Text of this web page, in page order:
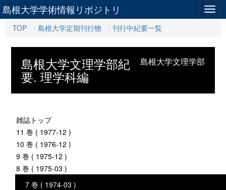
島根大学学術情報リポジトリ
TOP 島根大学定期刊行物 刊行中紀要一覧
島根大学文理学部
島根大学文理学部紀
要. 理学科編
雑誌トップ
11 巻 ( 1977-12 )
10 巻 ( 1976-12 )
9 巻 ( 1975-12 )
8 巻 ( 1975-03 )
7 巻 ( 1974-03 )